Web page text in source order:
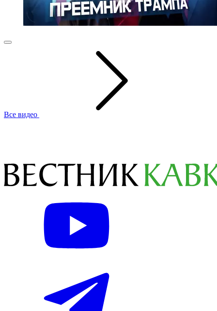
Все видео